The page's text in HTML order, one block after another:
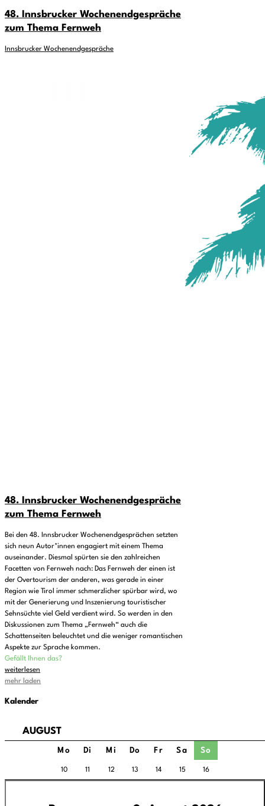
48. Innsbrucker Wochenendgespräche
zum Thema Fernweh
Innsbrucker Wochenendgespräche
48. Innsbrucker Wochenendgespräche
zum Thema Fernweh
Bei den 48. Innsbrucker Wochenendgesprächen setzten
sich neun Autor*innen engagiert mit einem Thema
auseinander. Diesmal spürten sie den zahlreichen
Facetten von Fernweh nach: Das Fernweh der einen ist
der Overtourism der anderen, was gerade in einer
Region wie Tirol immer schmerzlicher spürbar wird, wo
mit der Generierung und Inszenierung touristischer
Sehnsüchte viel Geld verdient wird. So werden in den
Diskussionen zum Thema „Fernweh“ auch die
Schattenseiten beleuchtet und die weniger romantischen
Aspekte zur Sprache kommen.
Gefällt Ihnen das?
weiterlesen
mehr laden
Kalender
AUGUST
Mo Di Mi Do Fr Sa So
10 11 12 13 14 15 16